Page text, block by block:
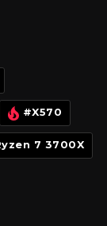
#X570
7 3700X